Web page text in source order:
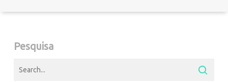
Pesquisa